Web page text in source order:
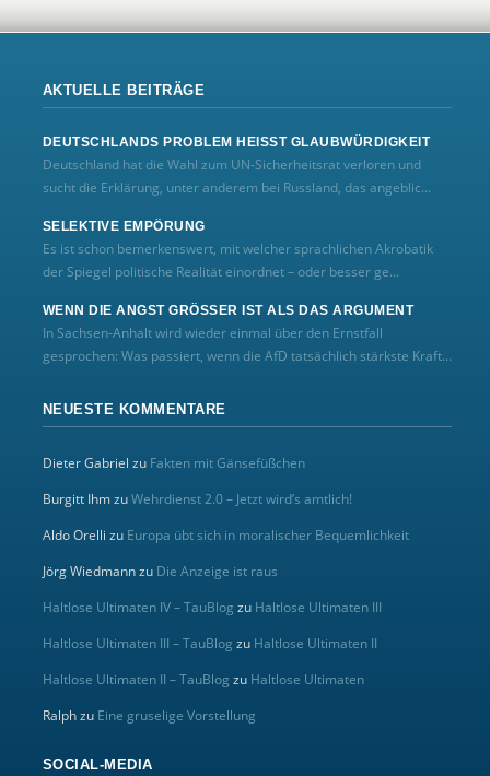
AKTUELLE BEITRÄGE
DEUTSCHLANDS PROBLEM HEISST GLAUBWÜRDIGKEIT
Deutschland hat die Wahl zum UN‑Sicherheitsrat verloren und
sucht die Erklärung, unter anderem bei Russland, das angeblic...
SELEKTIVE EMPÖRUNG
Es ist schon bemerkenswert, mit welcher sprachlichen Akrobatik
der Spiegel politische Realität einordnet – oder besser ge...
WENN DIE ANGST GRÖSSER IST ALS DAS ARGUMENT
In Sachsen-Anhalt wird wieder einmal über den Ernstfall
gesprochen: Was passiert, wenn die AfD tatsächlich stärkste Kraft...
NEUESTE KOMMENTARE
Dieter Gabriel zu Fakten mit Gänsefüßchen
Burgitt IhmzuWehrdienst 2.0 – Jetzt wird’s amtlich!
Aldo Orelli zu Europa übt sich in moralischer Bequemlichkeit
Jörg Wiedmannzu Die Anzeige ist raus
Haltlose Ultimaten IV – TauBlog zu Haltlose Ultimaten III
Haltlose Ultimaten III – TauBlog zu Haltlose Ultimaten II
Haltlose Ultimaten II – TauBlog zu Haltlose Ultimaten
Ralphzu Eine gruselige Vorstellung
SOCIAL-MEDIA